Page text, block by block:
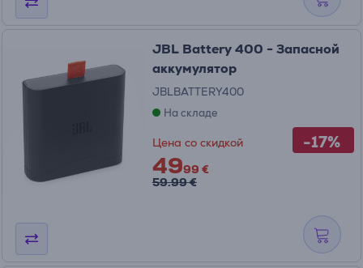
-17%
JBL Battery 400 - Запасной
аккумулятор
JBLBATTERY400
На складе
Цена со скидкой
4999 €
59.99 €